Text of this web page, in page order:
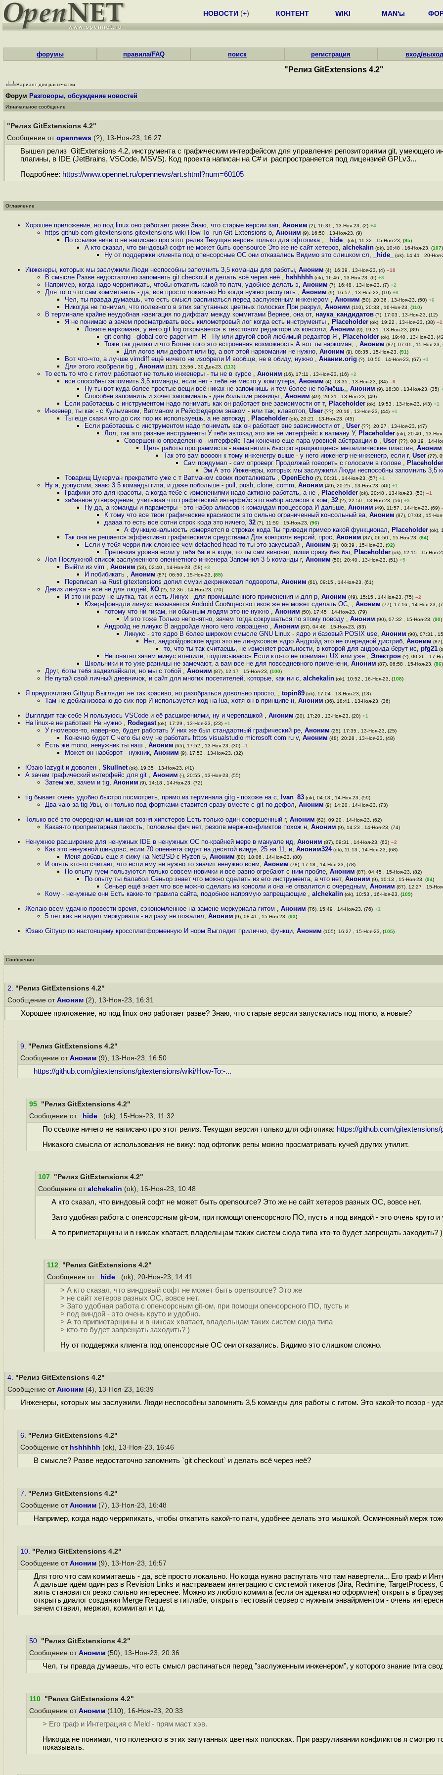
НОВОСТИ (+) КОНТЕНТ WIKI MAN'ы
форумы правила/FAQ поиск регистрация вход/выход
"Релиз GitExtensions 4.2"
Вариант для распечатки
Форум Разговоры, обсуждение новостей
Изначальное сообщение
"Релиз GitExtensions 4.2"
Сообщение от opennews (?), 13-Ноя-23, 16:27
Вышел релиз GitExtensions 4.2, инструмента с графическим интерфейсом для управления репозиториями git, умеющего
плагины, в IDE (JetBrains, VSCode, MSVS). Код проекта написан на C# и распространяется под лицензией GPLv3...
Подробнее: https://www.opennet.ru/opennews/art.shtml?num=60105
Оглавление
Хорошее приложение, но под linux оно работает разве Знаю, что старые версии зап, Аноним (2), 16:31 , 13-Ноя-23, (2) +4
https github com gitextensions gitextensions wiki How-To -run-Git-Extensions-o, Аноним (9), 16:50 , 13-Ноя-23, (9)
По ссылке ничего не написано про этот релиз Текущая версия только для офтопика , _hide_ (ok), 11:32 , 15-Ноя-23, (95)
А кто сказал, что виндовый софт не может быть opensource Это же не сайт хетеров, alchekalin (ok), 10:48 , 16-Ноя-23, (107)
Ну от поддержки клиента под опенсорсные ОС они отказались Видимо это слишком сл, _hide_ (ok), 14:41 , 20-Ноя-
Инженеры, которых мы заслужили Люди неспособны запомнить 3,5 команды для работы, Аноним (4), 16:39 , 13-Ноя-23, (4) –18
В смысле Разве недостаточно запомнить git checkout и делать всё через неё , hshhhhh (ok), 16:46 , 13-Ноя-23, (6) +8
Например, когда надо черрипикать, чтобы откатить какой-то патч, удобнее делать э, Аноним (7), 16:48 , 13-Ноя-23, (7) +2
Для того что сам коммитаешь - да, всё просто локально Но когда нужно распутать , Аноним (9), 16:57 , 13-Ноя-23, (10) +6
Чел, ты правда думаешь, что есть смысл распинаться перед заслуженным инженером , Аноним (50), 20:36 , 13-Ноя-23, (50) +6
Никогда не понимал, что полезного в этих запутанных цветных полосках При разрул, Аноним (110), 20:33 , 16-Ноя-23, (110)
В терминале крайне неудобная навигация по диффам между коммитами Вернее, она от, наука_кандидатов (?), 17:03 , 13-Ноя-23, (12)
Я не понимаю а зачем просматривать весь километровый лог когда есть инструменты , Placeholder (ok), 19:22 , 13-Ноя-23, (38) –1
Ловите наркомана, у него git log открывается в текстовом редакторе из консоли, Аноним (9), 19:31 , 13-Ноя-23, (39)
git config --global core pager vim -R - Ну или другой свой любимый редактор Я , Placeholder (ok), 19:40 , 13-Ноя-23,
Тоже так делаю и что Более того это встроенная возможность А вот ты наркоман, , Аноним (87), 07:01 , 15-Ноя-23,
Для логов или дефолт или tig, а вот этой наркомании не нужно, Аноним (9), 08:35 , 15-Ноя-23, (91)
Вот что-что, а лучше vimdiff ещё ничего не изобрели И вообще, не в обиду, нужно , Анании.orig (?), 10:50 , 14-Ноя-23, (67) +1
Для этого изобрели tig , Аноним (113), 13:56 , 30-Дек-23, (113)
То есть то что с гитом работают не только инженеры - ты не в курсе , Аноним (16), 17:11 , 13-Ноя-23, (16) +2
все способны запомнить 3,5 команды, если нет - тебе не место у компутера, Аноним (4), 18:35 , 13-Ноя-23, (34) –6
Ну ты вот куда более простые вещи всё никак не запомнишь и тем более не поймёшь,, Аноним (9), 18:38 , 13-Ноя-23, (35)
Способен запомнить и хочет запоминать - две большие разницы , Аноним (49), 20:31 , 13-Ноя-23, (49)
Если работаешь с инструментом надо понимать как он работает вне зависимости от т, Placeholder (ok), 19:53 , 13-Ноя-23, (43) +1
Инженер, ты как - с Кульманом, Ватманом и Рейсфедером знаком - или так, клавотоп, User (??), 20:16 , 13-Ноя-23, (44) +1
Ты еще скажи что до сих пор их используешь, а не автокад , Placeholder (ok), 20:21 , 13-Ноя-23, (45)
Если работаешь с инструментом надо понимать как он работает вне зависимости от , User (??), 20:27 , 13-Ноя-23, (47)
Лол, так это разные инструменты У тебя автокад это же не интерфейс к ватману У, Placeholder (ok), 20:40 , 13-
Совершенно определенно - интерфейс Там конечно еще пара уровней абстракции в , User (??), 08:19 , 14-
Цель работы программиста - намагнитить быстро вращающиеся металлические пластин, Аноним
Так это вам воооон к тому инженегру выше - у него инженегр-не-инженегр, если г, User (??),
Сам придумал - сам опроверг Продолжай говорить с голосами в голове , Placeholder
Эм А это Инженеры, которых мы заслужили Люди неспособны запомнить 3,5
Товарищ Цукерман прекратите уже с т Ватманом своих проталкивать , OpenEcho (?), 00:31 , 14-Ноя-23, (57) +1
Ну я, допустим, знаю 3 5 команды гита, и даже побольше - pull, push, clone, comm, Аноним (49), 20:25 , 13-Ноя-23, (46) +1
Графики это для красоты, а когда тебе с изменениями надо активно работать, а не , Placeholder (ok), 20:48 , 13-Ноя-23, (53) –1
забавное утверждение, учитывая что графический интерфейс это набор асиасов к ком, 32 (?), 22:50 , 13-Ноя-23, (56) +3
Ну да, а команды и параметры - это набор алиасов к командам процессора И дальше, Аноним (49), 11:57 , 14-Ноя-23, (69)
К тому что все твои графические красивости это сильно ограниченный консольный ва, Аноним (87), 07:03 , 15-
даааа то есть все сотни строк кода это ничего, 32 (?), 11:59 , 15-Ноя-23, (96)
А функциональность измеряется в строках кода Ты приведи пример какой функционал, Placeholder (ok),
Так она не решается эффективно графическими средствами Для контроля версий, прос, Аноним (87), 06:50 , 15-Ноя-23, (84)
Если у тебя черри-пик сложнее чем detached head то ты это закусывай , Аноним (9), 08:39 , 15-Ноя-23, (92)
Претензия уровня если у тебя баги в коде, то ты сам виноват, пиши сразу без баг, Placeholder (ok), 12:15 , 15-Ноя-
Лол Послужной список заслуженного опеннетного инженера Запомнил 3 5 команды г, Аноним (50), 20:40 , 13-Ноя-23, (51) +5
Выйти из vim , Аноним (58), 02:40 , 14-Ноя-23, (58) +3
И побибикать , Аноним (87), 06:50 , 15-Ноя-23, (85)
Переписал на Rust gitextensions допил смузи декринжевал подвороты, Аноним (61), 09:15 , 14-Ноя-23, (61)
Девиз линуха - всё не для людей, КО (?), 12:36 , 14-Ноя-23, (70)
И это ни разу не шутка, так и есть Линух - для промышленного применения и для р, Аноним (49), 15:15 , 14-Ноя-23, (75) –2
Юзер-френдли линукс называется Android Сообщество гиков же не может сделать ОС, , Аноним (77), 17:16 , 14-Ноя-23,
потому что ни гикам, ни обычным людям это не нужно , Аноним (50), 17:45 , 14-Ноя-23, (79)
И это тоже Только непонятно, зачем тогда сокрушаться по этому поводу , Аноним (90), 07:32 , 15-Ноя-23, (90)
Андройд не линукс В андройде много чего извращено , Аноним (87), 04:46 , 15-Ноя-23, (83)
Линукс - это ядро В более широком смысле GNU Linux - ядро и базовый POSIX use, Аноним (90), 07:31 ,
Нет, андройдовское ядро это не линуксовое ядро Андройд это не очередной дистриб, Аноним
то, что ты так считаешь, не изменяет реальности, в которой для андроида берут ис, pfg21
Непонятно зачем минус влепили, подписываюсь Если кто-то не понимает UX или уже , Электрон (?), 00:26 , 17-
Школьники и то уже разницы не замечают, а вам все не для повседневного применени, Аноним (87), 06:58 , 15-Ноя-23, (86)
Друг, боты тебя задизлайкали, но мы с тобой , Аноним (87), 12:17 , 15-Ноя-23, (100)
Не путай свой личный дневничок, и сайт для многих посетителей, которые, как ни с, alchekalin (ok), 10:52 , 16-Ноя-23, (108)
Я предпочитаю Gittyup Выглядит не так красиво, но разобраться довольно просто, , topin89 (ok), 17:04 , 13-Ноя-23, (13)
Там не дебианизовано до сих пор И используется код на lua, хотя он в принципе н, Аноним (36), 18:41 , 13-Ноя-23, (36)
Выглядит так-себе Я пользуюсь VSCode и её расширениями, ну и черепашкой , Аноним (20), 17:20 , 13-Ноя-23, (20) +1
На linux-е не работает Не нужно , Rodegast (ok), 17:29 , 13-Ноя-23, (23) +1
У гномеров-то, наверное, будет работать У них же был стандартный графический ре, Аноним (25), 17:35 , 13-Ноя-23, (25)
Конечно будет С чего бы ему не работать https visualstudio microsoft com ru v, Аноним (48), 20:28 , 13-Ноя-23, (48)
Есть же mono, ненужник ты наш , Аноним (65), 17:52 , 13-Ноя-23, (30) –1
Может он наоборот - нужник, Аноним (9), 17:53 , 13-Ноя-23, (32)
Юзаю lazygit и доволен , Skullnet (ok), 19:35 , 13-Ноя-23, (41)
А зачем графический интерфейс для git , Аноним (-), 20:55 , 13-Ноя-23, (55)
Затем же, зачем и tig, Аноним (9), 14:18 , 14-Ноя-23, (72)
tig бывает очень удобно быстро посмотреть, прямо из терминала gitg - похоже на с, Ivan_83 (ok), 04:13 , 14-Ноя-23, (59)
Два чаю за tig Увы, он только под фортками ставится сразу вместе с git по дефол, Аноним (9), 14:20 , 14-Ноя-23, (73)
Только всё это очередная мышиная возня хипстеров Есть только один совершенный г, Аноним (62), 09:20 , 14-Ноя-23, (62)
Какая-то проприетарная пакость, половины фич нет, резолв мерж-конфликтов похож н, Аноним (9), 14:23 , 14-Ноя-23, (74)
Ненужное расширение для ненужных IDE в ненужных ОС по-крайней мере в мануале ид, Аноним (87), 09:31 , 14-Ноя-23, (63) –2
Как это ненужной шиндовс, если 70 опеннета сидят на десятой винде, 25 на 11, и, Аноним324(ok), 11:13 , 14-Ноя-23, (68)
Меня добавь еще я сижу на NetBSD с Ryzen 5, Аноним (80), 18:06 , 14-Ноя-23, (80)
И опять кто-то считает, что если ему не нужно то значит ненужно всем, Аноним (78), 17:18 , 14-Ноя-23, (78)
По опыту гуем пользуются только совсем новички и все равно огребают с ним пробле, Аноним (87), 04:45 , 15-Ноя-23, (82)
По опыту ты балабол Сеньор знает что можно сделать из его инструмента, а что нет, Аноним (9), 10:13 , 15-Ноя-23, (94)
Сеньер ещё знает что все можно сделать из консоли и она не отвалится с очередным, Аноним (87), 12:27 , 15-
Кому - ненужные они Есть какие-то правила сайта, подобное напрямую запрещающие , alchekalin (ok), 10:53 , 16-Ноя-23, (109)
Желаю всем удачно провести время, сэкономленное на замене меркуриала гитом , Аноним (76), 15:49 , 14-Ноя-23, (76) +1
5 лет как не видел меркуриала - ни разу не пожалел, Аноним (9), 08:41 , 15-Ноя-23, (93)
Юзаю Gittyup по настоящему кроссплатформенную И норм Выглядит прилично, функци, Аноним (105), 16:27 , 15-Ноя-23, (105)
Сообщения
2. "Релиз GitExtensions 4.2"
Сообщение от Аноним (2), 13-Ноя-23, 16:31
Хорошее приложение, но под linux оно работает разве? Знаю, что старые версии запускались под mono, а новые?
9. "Релиз GitExtensions 4.2"
Сообщение от Аноним (9), 13-Ноя-23, 16:50
https://github.com/gitextensions/gitextensions/wiki/How-To:-...
95. "Релиз GitExtensions 4.2"
Сообщение от
_hide_ (ok), 15-Ноя-23, 11:32
По ссылке ничего не написано про этот релиз. Текущая версия только для офтопика: https://github.com/
Никакого смысла от использования не вижу: под офтопик репы можно просматривать кучей других утилит.
107. "Релиз GitExtensions 4.2"
Сообщение от alchekalin (ok), 16-Ноя-23, 10:48
А кто сказал, что виндовый софт не может быть opensource? Это же не сайт хетеров разных ОС, вовсе нет.
Зато удобная работа с опенсорсным git-ом, при помощи опенсорсного ПО, пусть и под виндой - это очень круто и
А то припиетарщины и в никсах хватает, владельцам таких систем сюда типа кто-то будет запрещать заходить? )
112. "Релиз GitExtensions 4.2"
Сообщение от
_hide_ (ok), 20-Ноя-23, 14:41
> А кто сказал, что виндовый софт не может быть opensource? Это же
> не сайт хетеров разных ОС, вовсе нет.
> Зато удобная работа с опенсорсным git-ом, при помощи опенсорсного ПО, пусть и
> под виндой - это очень круто и удобно.
> А то припиетарщины и в никсах хватает, владельцам таких систем сюда типа
> кто-то будет запрещать заходить? )
Ну от поддержки клиента под опенсорсные ОС они отказались. Видимо это слишком сложно.
4. "Релиз GitExtensions 4.2"
Сообщение от Аноним (4), 13-Ноя-23, 16:39
Инженеры, которых мы заслужили. Люди неспособны запомнить 3,5 команды для работы с гитом. Это какой-то позор -
6. "Релиз GitExtensions 4.2"
Сообщение от hshhhhh (ok), 13-Ноя-23, 16:46
В смысле? Разве недостаточно запомнить `git checkout` и делать всё через неё?
7. "Релиз GitExtensions 4.2"
Сообщение от Аноним (7), 13-Ноя-23, 16:48
Например, когда надо черрипикать, чтобы откатить какой-то патч, удобнее делать это мышкой. Осминожный мерж
10. "Релиз GitExtensions 4.2"
Сообщение от Аноним (9), 13-Ноя-23, 16:57
Для того что сам коммитаешь - да, всё просто локально. Но когда нужно распутать что там навертели... Его граф и
А дальше идём один раз в Revision Links и настраиваем интеграцию с системой тикетов (Jira, Redmine,
жить становится резко сильно интереснее. Можно из любого коммита (если он адекватно оформлен) открыть в
открыть диалог создания Merge Request в гитлабе, открыть тестовый сервер с нужным энвайрментом - очень
зачем ставил, мержил, коммитал и т.д.
50. "Релиз GitExtensions 4.2"
Сообщение от Аноним (50), 13-Ноя-23, 20:36
Чел, ты правда думаешь, что есть смысл распинаться перед "заслуженным инженером", у которого знание гита
110. "Релиз GitExtensions 4.2"
Сообщение от Аноним (110), 16-Ноя-23, 20:33
> Его граф и Интеграция с Meld - прям маст хэв.
Никогда не понимал, что полезного в этих запутанных цветных полосках. При разруливании конфликтов я смотрю
показывать.